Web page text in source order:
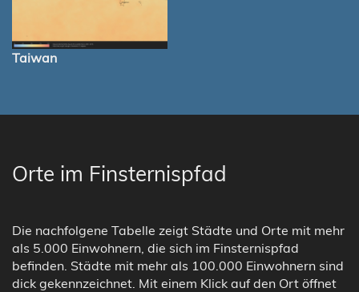
Taiwan
Orte im Finsternispfad
Die nachfolgene Tabelle zeigt Städte und Orte mit mehr
als 5.000 Einwohnern, die sich im Finsternispfad
befinden. Städte mit mehr als 100.000 Einwohnern sind
dick gekennzeichnet. Mit einem Klick auf den Ort öffnet